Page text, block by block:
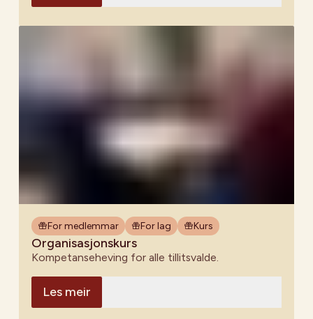
For medlemmar For lag Kurs
Organisasjonskurs
Kompetanseheving for alle tillitsvalde.
Les meir